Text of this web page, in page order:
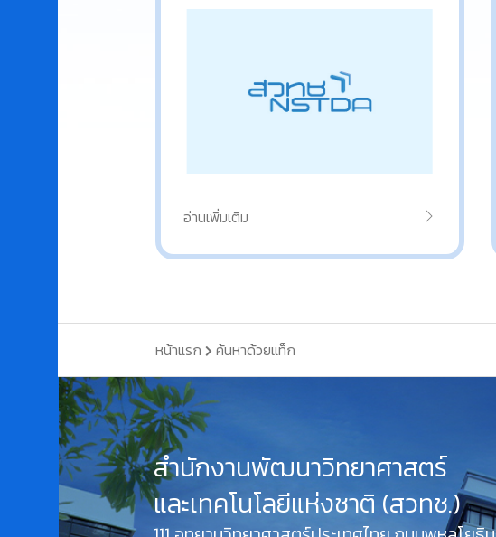
อ่านเพิ่มเติม
หน้าแรก ค้นหาด้วยแท็ก
สำนักงานพัฒนาวิทยาศาสตร์
และเทคโนโลยีแห่งชาติ (สวทช.)